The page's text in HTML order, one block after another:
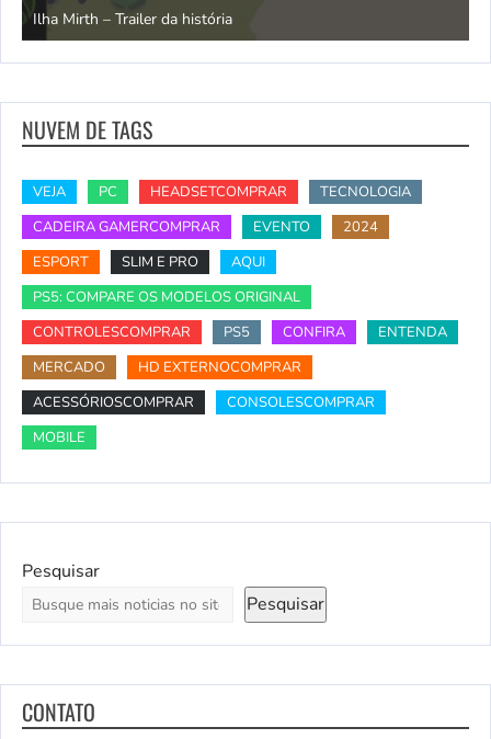
Ilha Mirth – Trailer da história
NUVEM DE TAGS
VEJA PC HEADSETCOMPRAR
TECNOLOGIA
CADEIRA GAMERCOMPRAR
EVENTO
2024
ESPORT
SLIM E PRO
AQUI
PS5: COMPARE OS MODELOS ORIGINAL
CONTROLESCOMPRAR
PS5 CONFIRA
ENTENDA
MERCADO
HD EXTERNOCOMPRAR
ACESSÓRIOSCOMPRAR
CONSOLESCOMPRAR
MOBILE
Pesquisar
Pesquisar
CONTATO